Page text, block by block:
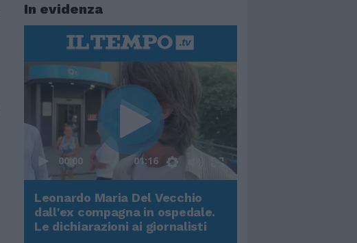
In evidenza
00:00 01:16
Leonardo Maria Del Vecchio
dall'ex compagna in ospedale.
Le dichiarazioni ai giornalisti